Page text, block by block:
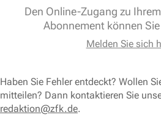
Den Online-Zugang zu
Abonnement können Sie
Melden Sie sich
Haben Sie Fehler entdeckt? Wollen
mitteilen? Dann kontaktieren Sie
redaktion@zfk.de.